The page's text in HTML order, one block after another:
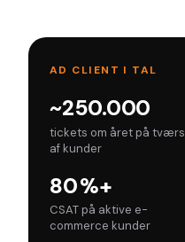
AD CLIENT I TAL
~250.000
tickets om året på tværs
af kunder
80 %+
CSAT på aktive e-
commerce kunder